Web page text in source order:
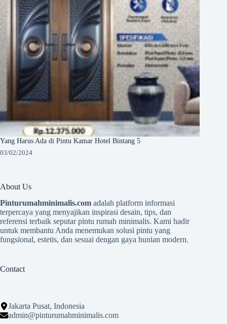
Yang Harus Ada di Pintu Kamar Hotel Bintang 5
03/02/2024
About Us
Pinturumahminimalis.com adalah platform informasi
terpercaya yang menyajikan inspirasi desain, tips, dan
referensi terbaik seputar pintu rumah minimalis. Kami hadir
untuk membantu Anda menemukan solusi pintu yang
fungsional, estetis, dan sesuai dengan gaya hunian modern.
Contact
Jakarta Pusat, Indonesia
admin@pinturumahminimalis.com